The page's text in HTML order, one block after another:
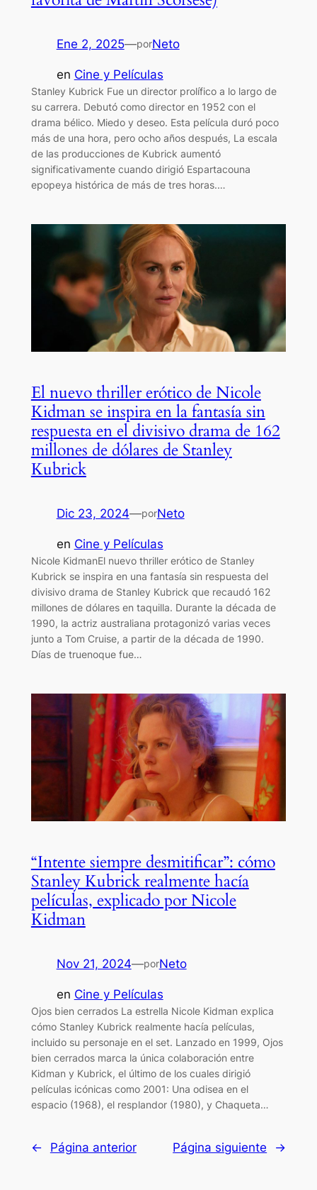
Ene 2, 2025—porNeto
en Cine y Películas
Stanley Kubrick Fue un director prolífico a lo largo de
su carrera. Debutó como director en 1952 con el
drama bélico. Miedo y deseo. Esta película duró poco
más de una hora, pero ocho años después, La escala
de las producciones de Kubrick aumentó
significativamente cuando dirigió Espartacouna
epopeya histórica de más de tres horas.…
El nuevo thriller erótico de Nicole
Kidman se inspira en la fantasía sin
respuesta en el divisivo drama de 162
millones de dólares de Stanley
Kubrick
Dic 23, 2024—porNeto
en Cine y Películas
Nicole KidmanEl nuevo thriller erótico de Stanley
Kubrick se inspira en una fantasía sin respuesta del
divisivo drama de Stanley Kubrick que recaudó 162
millones de dólares en taquilla. Durante la década de
1990, la actriz australiana protagonizó varias veces
junto a Tom Cruise, a partir de la década de 1990.
Días de truenoque fue…
“Intente siempre desmitificar”: cómo
Stanley Kubrick realmente hacía
películas, explicado por Nicole
Kidman
Nov 21, 2024—porNeto
en Cine y Películas
Ojos bien cerrados La estrella Nicole Kidman explica
cómo Stanley Kubrick realmente hacía películas,
incluido su personaje en el set. Lanzado en 1999, Ojos
bien cerrados marca la única colaboración entre
Kidman y Kubrick, el último de los cuales dirigió
películas icónicas como 2001: Una odisea en el
espacio (1968), el resplandor (1980), y Chaqueta…
← Página anterior Página siguiente →